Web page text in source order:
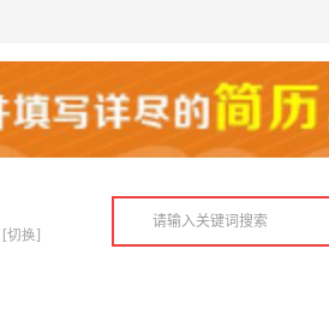
[切换]